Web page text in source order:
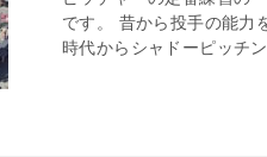
です。 昔から投手の能力
時代からシャドーピッチ